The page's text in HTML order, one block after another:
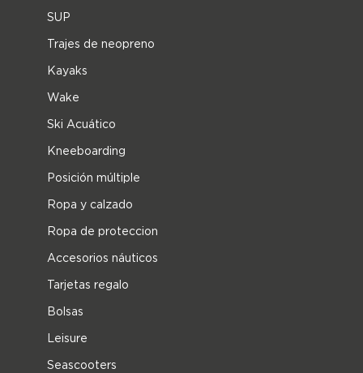
SUP
Trajes de neopreno
Kayaks
Wake
Ski Acuático
Kneeboarding
Posición múltiple
Ropa y calzado
Ropa de proteccion
Accesorios náuticos
Tarjetas regalo
Bolsas
Leisure
Seascooters